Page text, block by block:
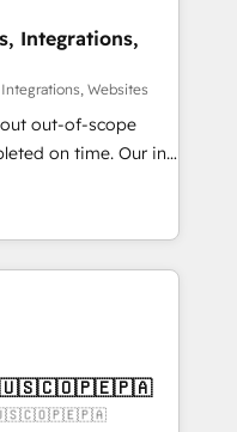
data loss or
efficiency. 🔹
your tech stack
reinforcing
and compliance. At
Integrations,
Websites
out-of-scope
on time. Our in-
experts,
handles all
15+ different CRMs
✨ CS: Clients
new visitors for a
415% conversion